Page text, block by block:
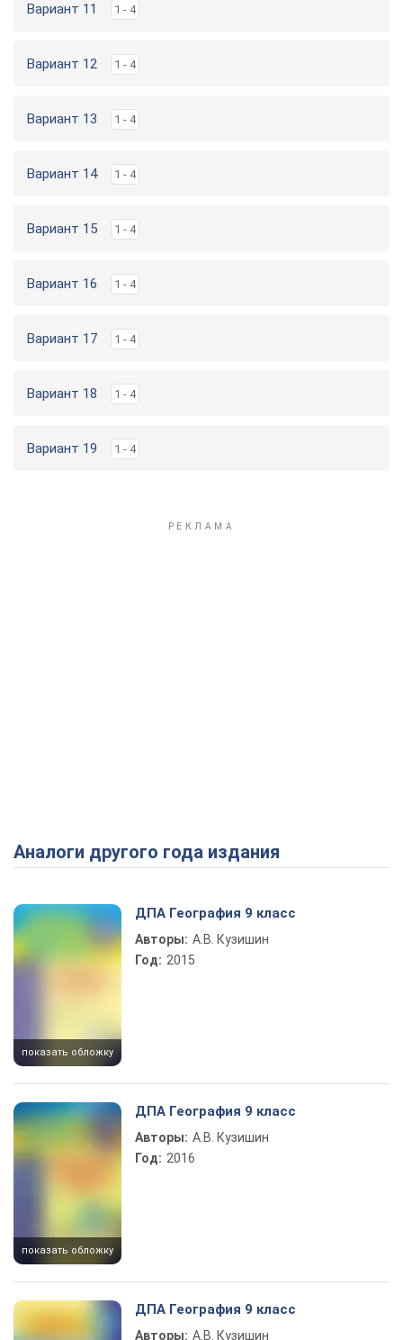
Вариант 11 1 - 4
Вариант 12 1 - 4
Вариант 13 1 - 4
Вариант 14 1 - 4
Вариант 15 1 - 4
Вариант 16 1 - 4
Вариант 17 1 - 4
Вариант 18 1 - 4
Вариант 19 1 - 4
Аналоги другого года издания
показать обложку
ДПА География 9 класс
Авторы: А.В. Кузишин
Год: 2015
показать обложку
ДПА География 9 класс
Авторы: А.В. Кузишин
Год: 2016
ДПА География 9 класс
Авторы: А.В. Кузишин